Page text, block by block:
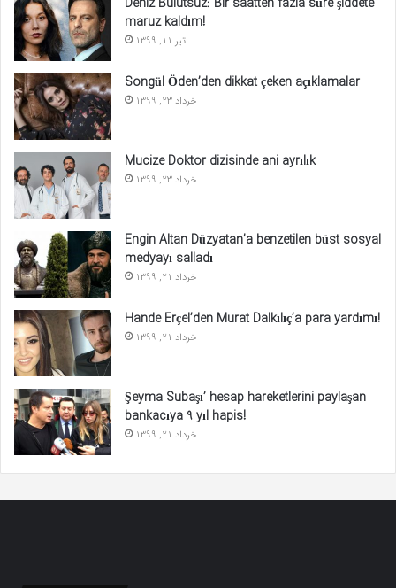
maruz kaldım!
تیر 11, 1399
Songül Öden’den dikkat çeken açıklamalar
خرداد 23, 1399
Mucize Doktor dizisinde ani ayrılık
خرداد 23, 1399
Engin Altan Düzyatan’a benzetilen büst sosyal
medyayı salladı
خرداد 21, 1399
Hande Erçel’den Murat Dalkılıç’a para yardımı!
خرداد 21, 1399
Şeyma Subaşı’ hesap hareketlerini paylaşan
bankacıya 9 yıl hapis!
خرداد 21, 1399